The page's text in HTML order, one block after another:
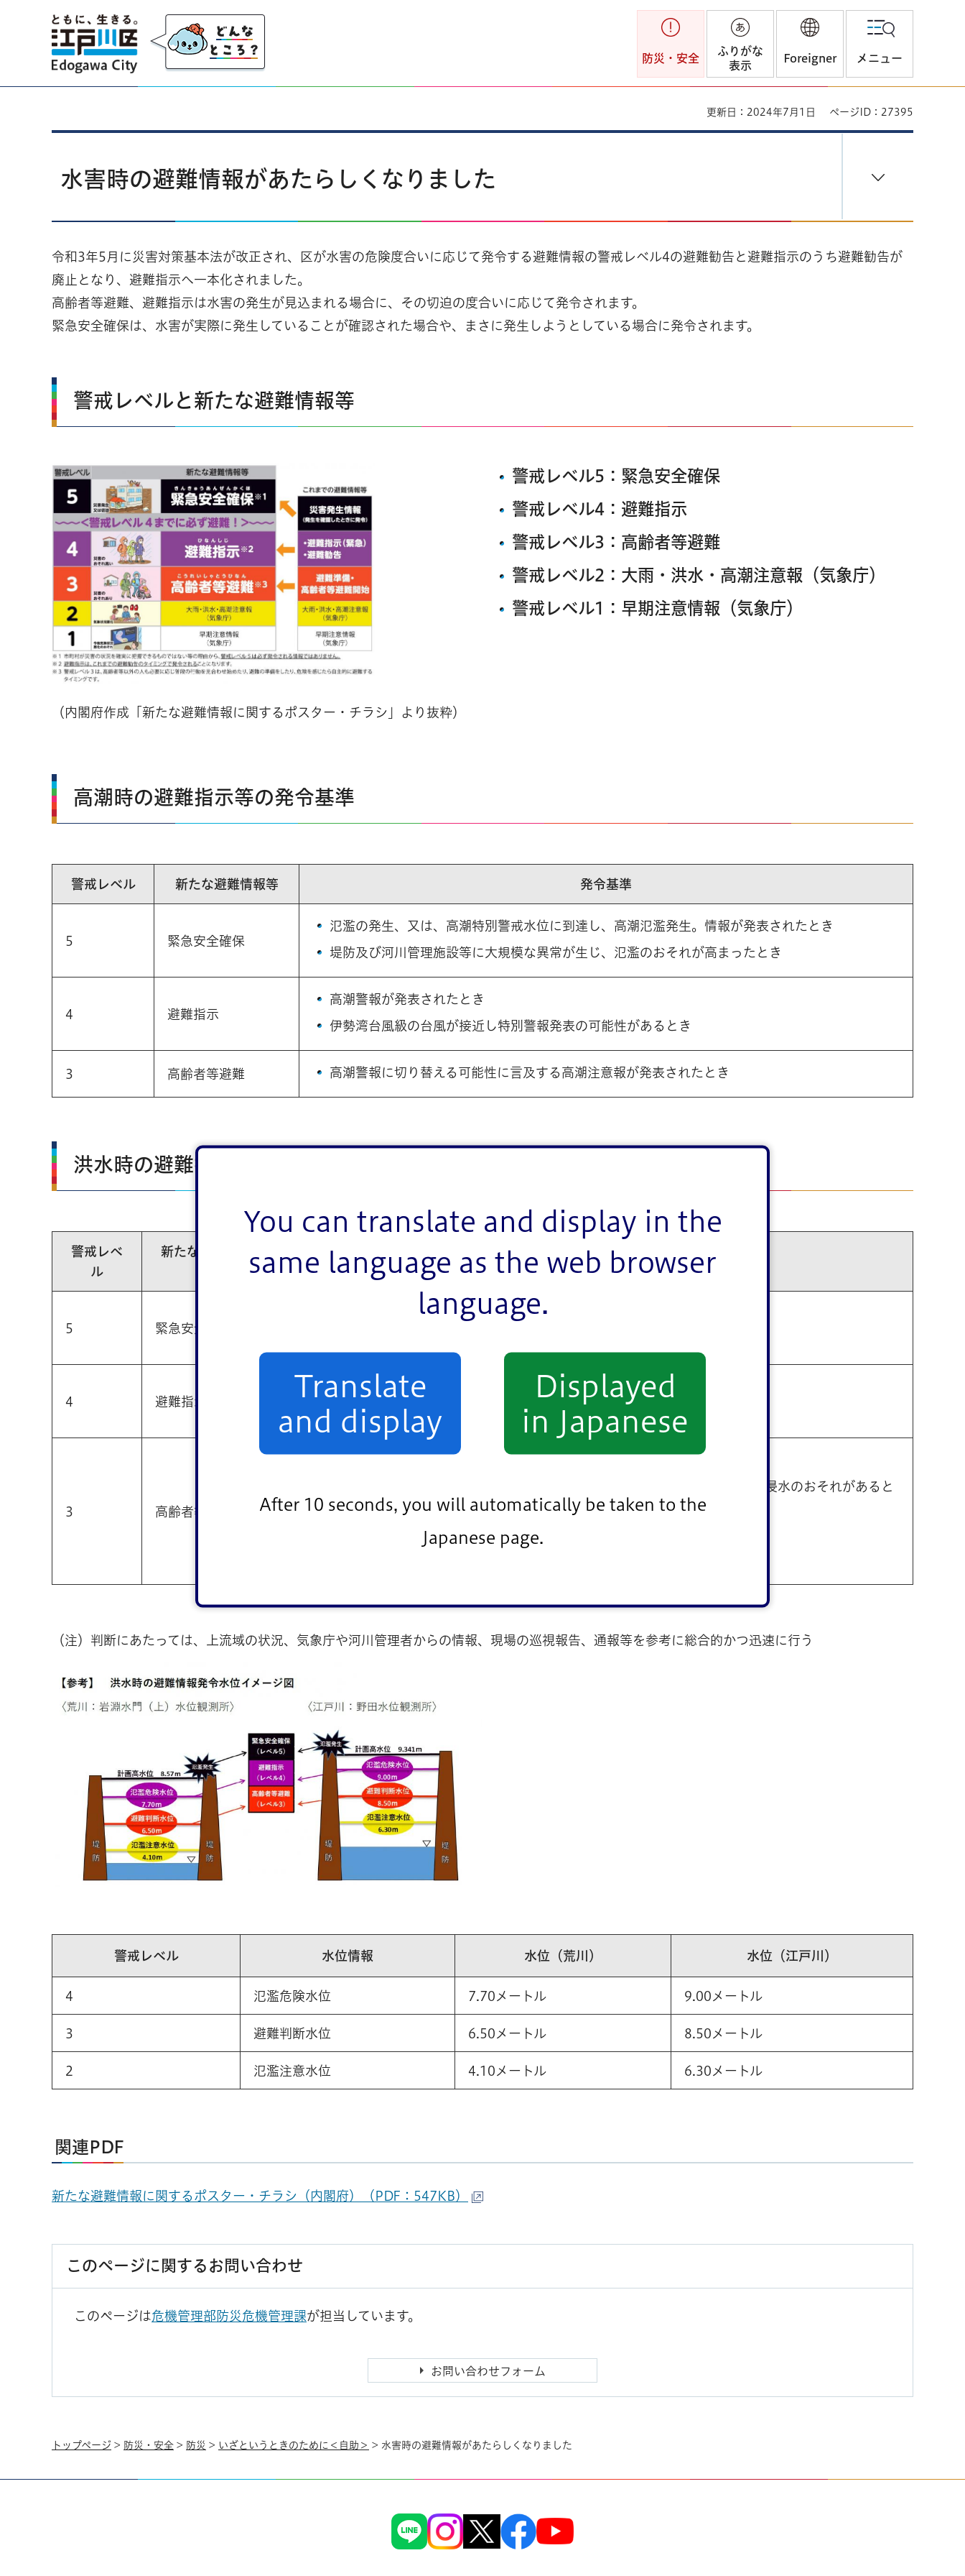
You can translate and display in the
same language as the web browser
language.
Translate
and display
Displayed
in Japanese
After 10 seconds, you will automatically be taken to the
Japanese page.
江戸川区
防災・安全
ふりがな
表示
Foreigner メニュー
更新日：2024年7月1日 ページID：27395
水害時の避難情報があたらしくなりました
令和3年5月に災害対策基本法が改正され、区が水害の危険度合いに応じて発令する避難情報の警戒レベル4の避難勧告と避難指示のうち避難勧告が
廃止となり、避難指示へ一本化されました。
高齢者等避難、避難指示は水害の発生が見込まれる場合に、その切迫の度合いに応じて発令されます。
緊急安全確保は、水害が実際に発生していることが確認された場合や、まさに発生しようとしている場合に発令されます。
警戒レベルと新たな避難情報等
（内閣府作成「新たな避難情報に関するポスター・チラシ」より抜粋）
警戒レベル5：緊急安全確保
警戒レベル4：避難指示
警戒レベル3：高齢者等避難
警戒レベル2：大雨・洪水・高潮注意報（気象庁）
警戒レベル1：早期注意情報（気象庁）
高潮時の避難指示等の発令基準
警戒レベル 新たな避難情報等 発令基準
5 緊急安全確保
氾濫の発生、又は、高潮特別警戒水位に到達し、高潮氾濫発生。情報が発表されたとき
堤防及び河川管理施設等に大規模な異常が生じ、氾濫のおそれが高まったとき
4 避難指示
高潮警報が発表されたとき
伊勢湾台風級の台風が接近し特別警報発表の可能性があるとき
3 高齢者等避難 高潮警報に切り替える可能性に言及する高潮注意報が発表されたとき
洪水時の避難指示等の発令基準
警戒レベ
ル
新たな避難情報
発令基準
5 緊急安全確保
氾濫発生情報が発表されたとき
4 避難指示
荒川又は江戸川の水位が、氾濫危険水位に到達したとき
堤防に異常な漏水・浸食等が発見されたとき
3 高齢者等避難
荒川又は江戸川の水位が氾濫危険水位を超える洪水となることが予測され区内に浸水のおそれがあると
中川又は利根川の水位が、計画高水位に到達したとき
（注）判断にあたっては、上流域の状況、気象庁や河川管理者からの情報、現場の巡視報告、通報等を参考に総合的かつ迅速に行う
警戒レベル 水位情報 水位（荒川） 水位（江戸川）
4 氾濫危険水位 7.70メートル 9.00メートル
3 避難判断水位 6.50メートル 8.50メートル
2 氾濫注意水位 4.10メートル 6.30メートル
関連PDF
新たな避難情報に関するポスター・チラシ（内閣府）（PDF：547KB）
このページに関するお問い合わせ
このページは危機管理部防災危機管理課が担当しています。
トップページ > 防災・安全 > 防災 > いざというときのために＜自助＞ > 水害時の避難情報があたらしくなりました